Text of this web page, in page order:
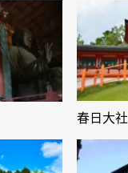
春日大社